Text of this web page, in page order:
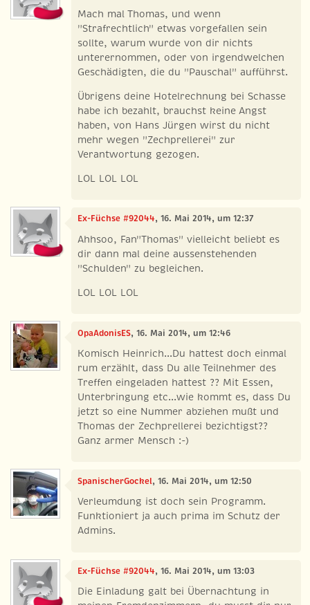
Mach mal Thomas, und wenn
"Strafrechtlich" etwas vorgefallen sein
sollte, warum wurde von dir nichts
unterernommen, oder von irgendwelchen
Geschädigten, die du "Pauschal" aufführst.
Übrigens deine Hotelrechnung bei Schasse
habe ich bezahlt, brauchst keine Angst
haben, von Hans Jürgen wirst du nicht
mehr wegen "Zechprellerei" zur
Verantwortung gezogen.
LOL LOL LOL
Ex-Füchse #92044, 16. Mai 2014, um 12:37
Ahhsoo, Fan"Thomas" vielleicht beliebt es
dir dann mal deine aussenstehenden
"Schulden" zu begleichen.
LOL LOL LOL
OpaAdonisES, 16. Mai 2014, um 12:46
Komisch Heinrich...Du hattest doch einmal
rum erzählt, dass Du alle Teilnehmer des
Treffen eingeladen hattest ?? Mit Essen,
Unterbringung etc...wie kommt es, dass Du
jetzt so eine Nummer abziehen mußt und
Thomas der Zechprellerei bezichtigst??
Ganz armer Mensch :-)
SpanischerGockel, 16. Mai 2014, um 12:50
Verleumdung ist doch sein Programm.
Funktioniert ja auch prima im Schutz der
Admins.
Ex-Füchse #92044, 16. Mai 2014, um 13:03
Die Einladung galt bei Übernachtung in